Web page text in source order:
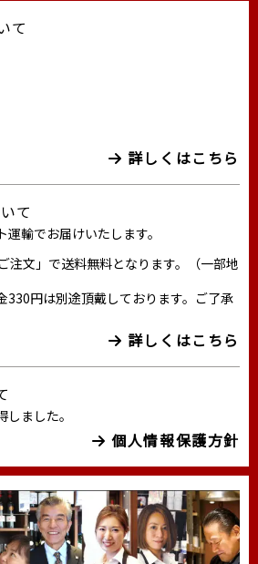
て
詳しくはこちら
て
輸でお届けいたします。
注文」で送料無料となります。（一部地
円は別途頂戴しております。ご了承
詳しくはこちら
ました。
個人情報保護方針